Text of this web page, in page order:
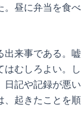
昼に弁当を食
来事である。
むしろよい。
記や記録が悪
起きたことを